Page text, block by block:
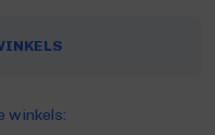
winkels: